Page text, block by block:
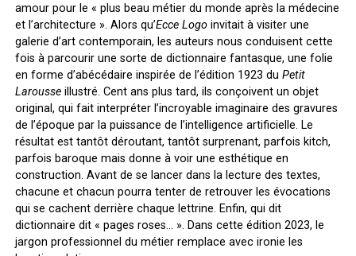
amour pour le « plus beau métier du monde après la médecine
et l’architecture ». Alors qu’Ecce Logoinvitait à visiter une
galerie d’art contemporain, les auteurs nous conduisent cette
fois à parcourir une sorte de dictionnaire fantasque, une folie
en forme d’abécédaire inspirée de l’édition 1923 du Petit
Larousseillustré. Cent ans plus tard, ils conçoivent un objet
original, qui fait interpréter l’incroyable imaginaire des gravures
de l’époque par la puissance de l’intelligence artificielle. Le
résultat est tantôt déroutant, tantôt surprenant, parfois kitch,
parfois baroque mais donne à voir une esthétique en
construction. Avant de se lancer dans la lecture des textes,
chacune et chacun pourra tenter de retrouver les évocations
qui se cachent derrière chaque lettrine. Enfin, qui dit
dictionnaire dit « pages roses… ». Dans cette édition 2023, le
jargon professionnel du métier remplace avec ironie les